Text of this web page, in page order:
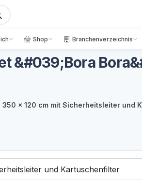
Shop Branchenverzeichnis
&#039;Bora
x 120 cm mit Sicherheitsleiter und